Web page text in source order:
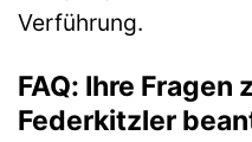
Verführung.
FAQ: Ihre Fragen
Federkitzler